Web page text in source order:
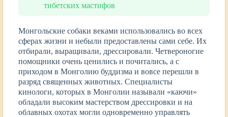
тибетских мастифов
Монгольские собаки веками использовались во всех
сферах жизни и небыли предоставлены сами себе. Их
отбирали, выращивали, дрессировали. Четвероногие
помощники очень ценились и почитались, а с
приходом в Монголию буддизма и вовсе перешли в
разряд священных животных. Специалисты
кинологи, которых в Монголии называли «каючи»
обладали высоким мастерством дрессировки и на
облавных охотах могли одновременно управлять